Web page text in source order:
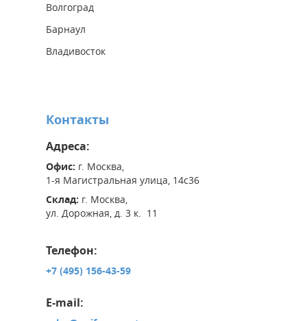
Волгоград
Барнаул
Владивосток
Контакты
Адреса:
Офис: г. Москва,
1-я Магистральная улица, 14с36
Склад: г. Москва,
ул. Дорожная, д. 3 к. 11
Телефон:
+7 (495) 156-43-59
E-mail: